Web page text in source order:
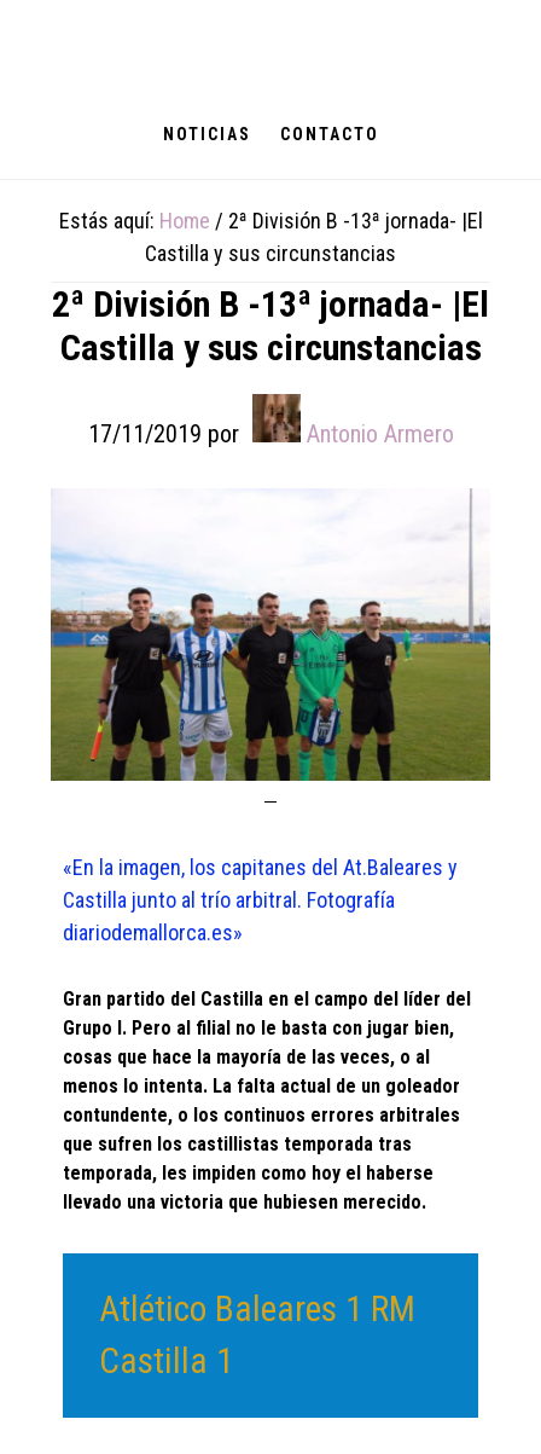
NOTICIAS CONTACTO
Estás aquí: Home / 2ª División B -13ª jornada- |El
Castilla y sus circunstancias
2ª División B -13ª jornada- |El
Castilla y sus circunstancias
17/11/2019 por Antonio Armero
«En la imagen, los capitanes del At.Baleares y
Castilla junto al trío arbitral. Fotografía
diariodemallorca.es»
Gran partido del Castilla en el campo del líder del
Grupo I. Pero al filial no le basta con jugar bien,
cosas que hace la mayoría de las veces, o al
menos lo intenta. La falta actual de un goleador
contundente, o los continuos errores arbitrales
que sufren los castillistas temporada tras
temporada, les impiden como hoy el haberse
llevado una victoria que hubiesen merecido.
Atlético Baleares 1 RM
Castilla 1